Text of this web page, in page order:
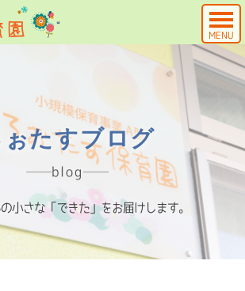
MENU
ぉたすブログ
blog
小さな「できた」をお届けします。